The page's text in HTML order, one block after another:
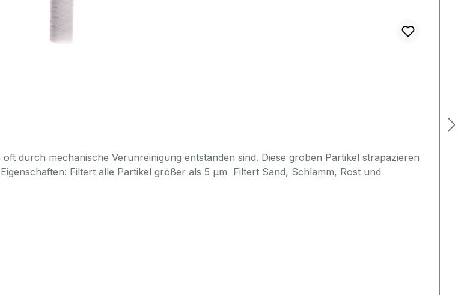
durch mechanische Verunreinigung entstanden sind. Diese groben Partikel strapazieren
Filtert alle Partikel größer als 5 µm Filtert Sand, Schlamm, Rost und